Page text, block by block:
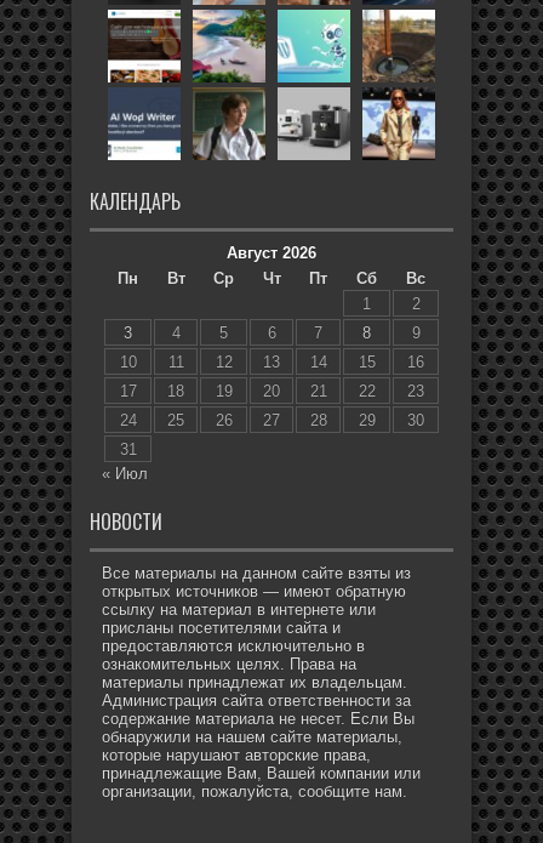
КАЛЕНДАРЬ
Август 2026
Пн
Вт Ср Чт Пт Сб
Вс
1
2
3
4 5 6 7 8
9
10
11 12 13 14 15
16
17
18 19 20 21 22
23
24
25 26 27 28 29
30
31
« Июл
НОВОСТИ
Все материалы на данном сайте взяты из
открытых источников — имеют обратную
ссылку на материал в интернете или
присланы посетителями сайта и
предоставляются исключительно в
ознакомительных целях. Права на
материалы принадлежат их владельцам.
Администрация сайта ответственности за
содержание материала не несет. Если Вы
обнаружили на нашем сайте материалы,
которые нарушают авторские права,
принадлежащие Вам, Вашей компании или
организации, пожалуйста, сообщите нам.